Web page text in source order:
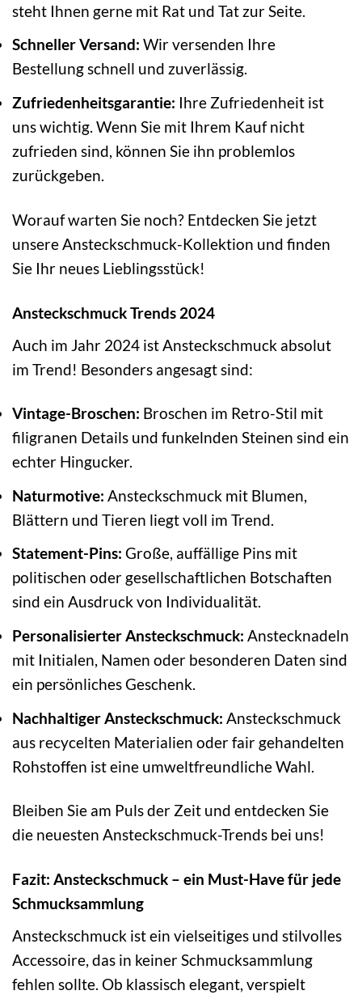
steht Ihnen gerne mit Rat und Tat zur Seite.
Schneller Versand: Wir versenden Ihre
Bestellung schnell und zuverlässig.
Zufriedenheitsgarantie: Ihre Zufriedenheit ist
uns wichtig. Wenn Sie mit Ihrem Kauf nicht
zufrieden sind, können Sie ihn problemlos
zurückgeben.
Worauf warten Sie noch? Entdecken Sie jetzt
unsere Ansteckschmuck-Kollektion und finden
Sie Ihr neues Lieblingsstück!
Ansteckschmuck Trends 2024
Auch im Jahr 2024 ist Ansteckschmuck absolut
im Trend! Besonders angesagt sind:
Vintage-Broschen: Broschen im Retro-Stil mit
filigranen Details und funkelnden Steinen sind ein
echter Hingucker.
Naturmotive: Ansteckschmuck mit Blumen,
Blättern und Tieren liegt voll im Trend.
Statement-Pins: Große, auffällige Pins mit
politischen oder gesellschaftlichen Botschaften
sind ein Ausdruck von Individualität.
Personalisierter Ansteckschmuck: Anstecknadeln
mit Initialen, Namen oder besonderen Daten sind
ein persönliches Geschenk.
Nachhaltiger Ansteckschmuck: Ansteckschmuck
aus recycelten Materialien oder fair gehandelten
Rohstoffen ist eine umweltfreundliche Wahl.
Bleiben Sie am Puls der Zeit und entdecken Sie
die neuesten Ansteckschmuck-Trends bei uns!
Fazit: Ansteckschmuck – ein Must-Have für jede
Schmucksammlung
Ansteckschmuck ist ein vielseitiges und stilvolles
Accessoire, das in keiner Schmucksammlung
fehlen sollte. Ob klassisch elegant, verspielt